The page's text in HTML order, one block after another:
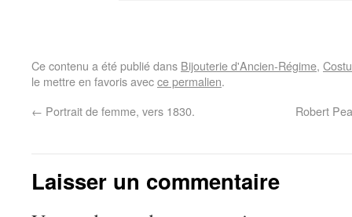
Ce contenu a été publié dans Bijouterie d'Ancien-Régime,
le mettre en favoris avecce permalien.
← Portrait de femme, vers 1830. Robert
Laisser un commentaire